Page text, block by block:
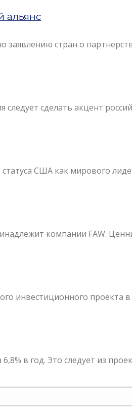
альянс
заявлению стран о
сделать акцент
США как мирового
компании FAW.
инвестиционного проекта
в год. Это следует из